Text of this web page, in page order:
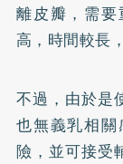
離皮瓣，需
高，時間較長
不過，由於是
也無義乳相
險，並可接受